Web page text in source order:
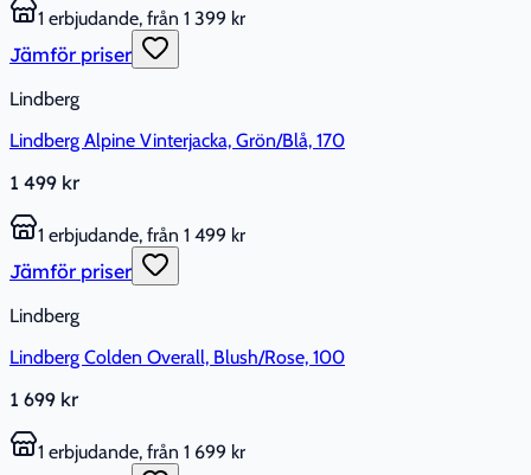
1 erbjudande, från 1 399 kr
Jämför priser
Lindberg
Lindberg Alpine Vinterjacka, Grön/Blå, 170
1 499 kr
1 erbjudande, från 1 499 kr
Jämför priser
Lindberg
Lindberg Colden Overall, Blush/Rose, 100
1 699 kr
1 erbjudande, från 1 699 kr